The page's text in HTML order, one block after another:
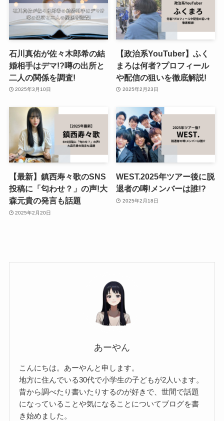
石川真佑が佐々木郎希の結
婚相手はデマ!?噂の出所と
二人の関係を調査!
2025年3月10日
【政治系YouTuber】ふく
まろは何者?プロフィール
や配信の狙いを徹底解説!
2025年2月23日
【最新】鎮西寿々歌のSNS
投稿に「匂わせ？」の声!大
森元貴の発言も話題
2025年2月20日
WEST.2025年ツアー後に脱
退者の噂!メンバーは誰!?
2025年2月18日
あーやん
こんにちは。あーやんと申します。
地方に住んでいる30代で小学生の子どもが2人います。
昔から調べたり書いたりするのが好きで、世間で話題
になっていることや気になることについてブログを書
き始めました。